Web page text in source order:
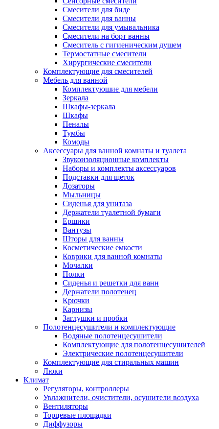
Смесители для биде
Смесители для ванны
Смесители для умывальника
Смесители на борт ванны
Смеситель с гигиеническим душем
Термостатные смесители
Хирургические смесители
Комплектующие для смесителей
Мебель для ванной
Комплектуюшие для мебели
Зеркала
Шкафы-зеркала
Шкафы
Пеналы
Тумбы
Комоды
Аксессуары для ванной комнаты и туалета
Звукоизоляционные комплекты
Наборы и комплекты аксессуаров
Подставки для щеток
Дозаторы
Мыльницы
Сиденья для унитаза
Держатели туалетной бумаги
Ершики
Вантузы
Шторы для ванны
Косметические емкости
Коврики для ванной комнаты
Мочалки
Полки
Сиденья и решетки для ванн
Держатели полотенец
Крючки
Карнизы
Заглушки и пробки
Полотенцесушители и комплектующие
Водяные полотенцесушители
Комплектующие для полотенцесушителей
Электрические полотенцесушители
Комплектующие для стиральных машин
Люки
Климат
Регуляторы, контроллеры
Увлажнители, очистители, осушители воздуха
Вентиляторы
Торцевые площадки
Диффузоры